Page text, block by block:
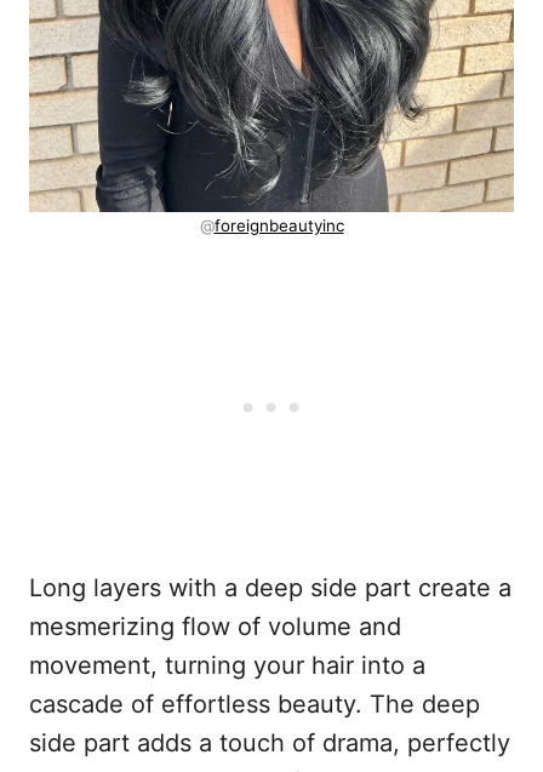
@foreignbeautyinc
Long layers with a deep side part create a
mesmerizing flow of volume and
movement, turning your hair into a
cascade of effortless beauty. The deep
side part adds a touch of drama, perfectly